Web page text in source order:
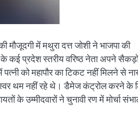
मौजूदगी में मथुरा दत्त जोशी ने भाजपा की
कई प्रदेश स्तरीय वरिष्ठ नेता अपने
को महापौर का टिकट नहीं मिलने से
थम नहीं रहे थे। डैमेज कंट्रोल करने के
के उम्मीदवारों ने चुनावी रण में मोर्चा